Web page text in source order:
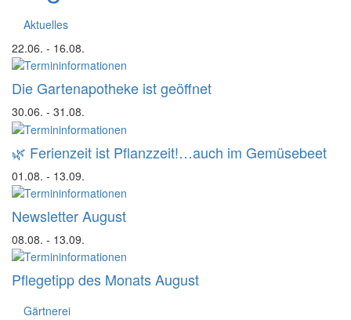
Aktuelles
22.06. - 16.08.
Die Gartenapotheke ist geöffnet
30.06. - 31.08.
🌿 Ferienzeit ist Pflanzzeit!…auch im Gemüsebeet
01.08. - 13.09.
Newsletter August
08.08. - 13.09.
Pflegetipp des Monats August
Gärtnerei